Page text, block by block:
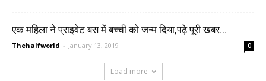
एक महिला ने प्राइवेट बस में बच्ची को जन्म दिया,पढ़े पूरी खबर…
Thehalfworld - January 13, 2019 0
Load more